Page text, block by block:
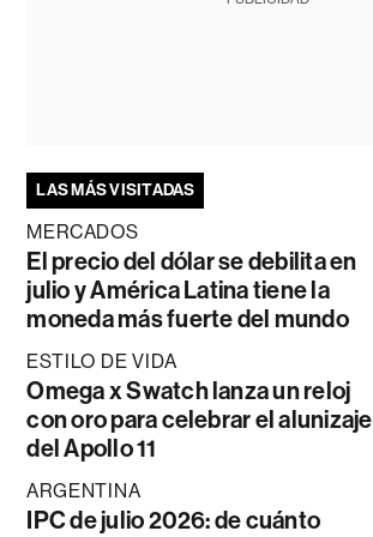
LAS MÁS VISITADAS
MERCADOS
El precio del dólar se debilita en
julio y América Latina tiene la
moneda más fuerte del mundo
ESTILO DE VIDA
Omega x Swatch lanza un reloj
con oro para celebrar el alunizaje
del Apollo 11
ARGENTINA
IPC de julio 2026: de cuánto